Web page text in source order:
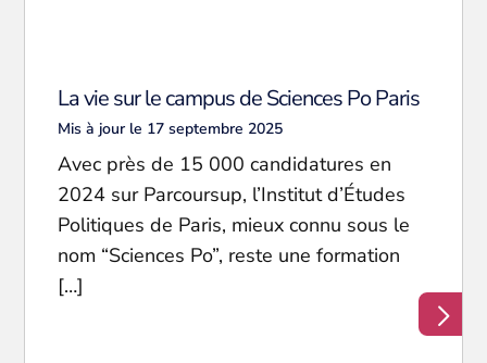
La vie sur le campus de Sciences Po Paris
Mis à jour le 17 septembre 2025
Avec près de 15 000 candidatures en
2024 sur Parcoursup, l’Institut d’Études
Politiques de Paris, mieux connu sous le
nom “Sciences Po”, reste une formation
[…]